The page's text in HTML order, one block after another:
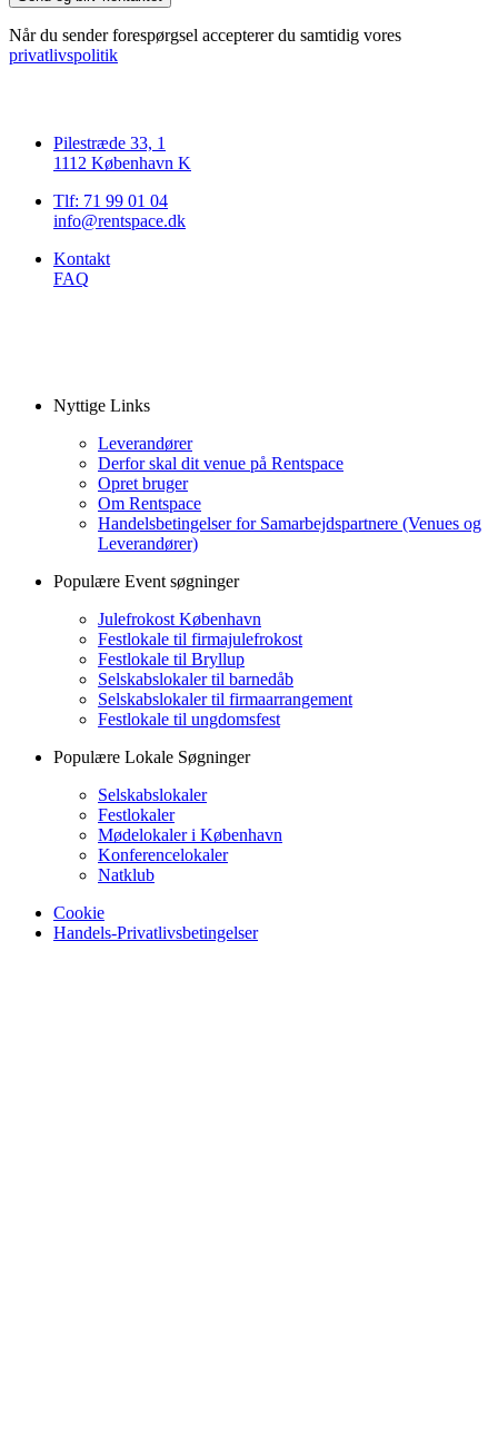
Når du sender forespørgsel accepterer du samtidig vores
privatlivspolitik
Pilestræde 33, 1
1112 København K
Tlf: 71 99 01 04
info@rentspace.dk
Kontakt
FAQ
Nyttige Links
Leverandører
Derfor skal dit venue på Rentspace
Opret bruger
Om Rentspace
Handelsbetingelser for Samarbejdspartnere (Venues og
Leverandører)
Populære Event søgninger
Julefrokost København
Festlokale til firmajulefrokost
Festlokale til Bryllup
Selskabslokaler til barnedåb
Selskabslokaler til firmaarrangement
Festlokale til ungdomsfest
Populære Lokale Søgninger
Selskabslokaler
Festlokaler
Mødelokaler i København
Konferencelokaler
Natklub
Cookie
Handels-Privatlivsbetingelser